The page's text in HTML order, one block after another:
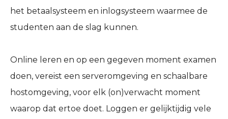
het betaalsysteem en inlogsysteem waarmee de
studenten aan de slag kunnen.
Online leren en op een gegeven moment examen
doen, vereist een serveromgeving en schaalbare
hostomgeving, voor elk (on)verwacht moment
waarop dat ertoe doet. Loggen er gelijktijdig vele